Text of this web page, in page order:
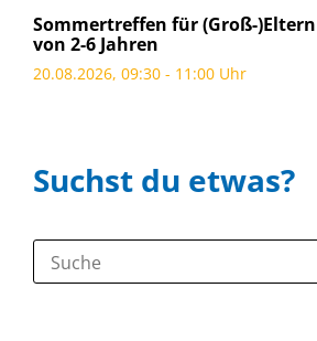
Sommertreffen für (Groß-
von 2-6 Jahren
20.08.2026, 09:30 - 11:00 Uhr
Suchst du etwas?
Suche: